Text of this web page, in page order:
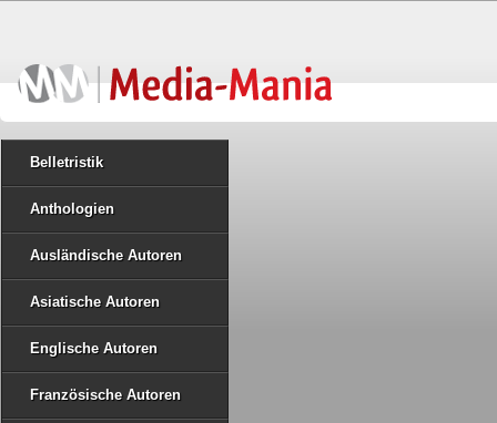
Belletristik
Anthologien
Ausländische Autoren
Asiatische Autoren
Englische Autoren
Französische Autoren